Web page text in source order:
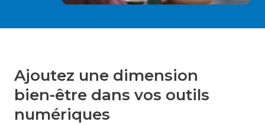
Ajoutez une dimension
bien-être dans vos outils
numériques